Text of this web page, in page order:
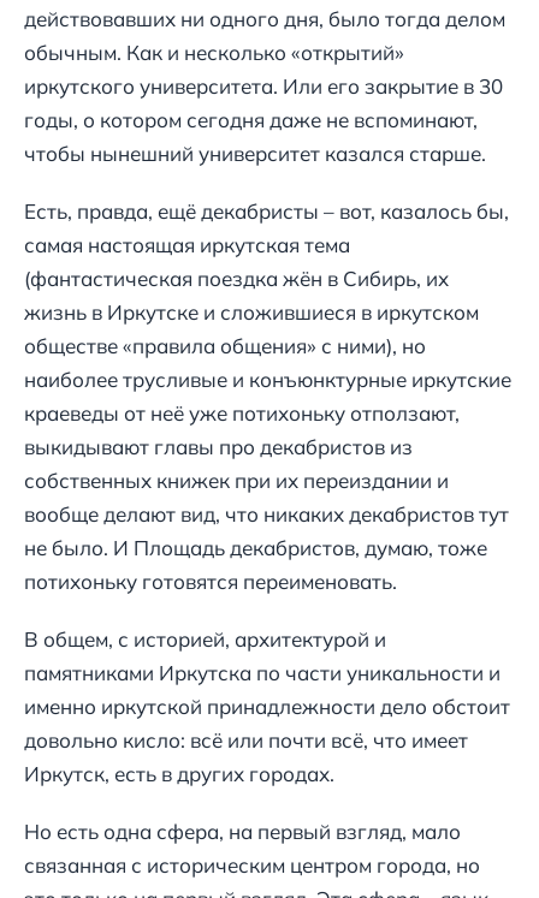
действовавших ни одного дня, было тогда делом
обычным. Как и несколько «открытий»
иркутского университета. Или его закрытие в 30
годы, о котором сегодня даже не вспоминают,
чтобы нынешний университет казался старше.
Есть, правда, ещё декабристы – вот, казалось бы,
самая настоящая иркутская тема
(фантастическая поездка жён в Сибирь, их
жизнь в Иркутске и сложившиеся в иркутском
обществе «правила общения» с ними), но
наиболее трусливые и конъюнктурные иркутские
краеведы от неё уже потихоньку отползают,
выкидывают главы про декабристов из
собственных книжек при их переиздании и
вообще делают вид, что никаких декабристов тут
не было. И Площадь декабристов, думаю, тоже
потихоньку готовятся переименовать.
В общем, с историей, архитектурой и
памятниками Иркутска по части уникальности и
именно иркутской принадлежности дело обстоит
довольно кисло: всё или почти всё, что имеет
Иркутск, есть в других городах.
Но есть одна сфера, на первый взгляд, мало
связанная с историческим центром города, но